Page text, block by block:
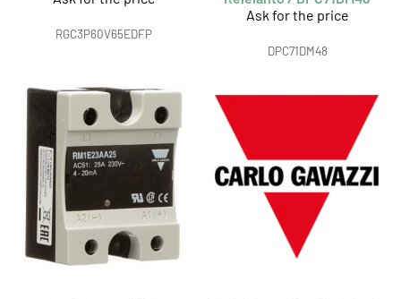
RGC3P60V65EDFP
Ask for the price
DPC71DM48